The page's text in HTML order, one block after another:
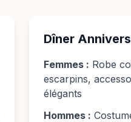
Dîner
Femmes : Robe
escarpins,
élégants
Hommes :